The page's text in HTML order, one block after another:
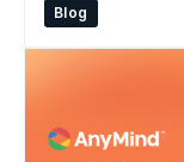
Blog